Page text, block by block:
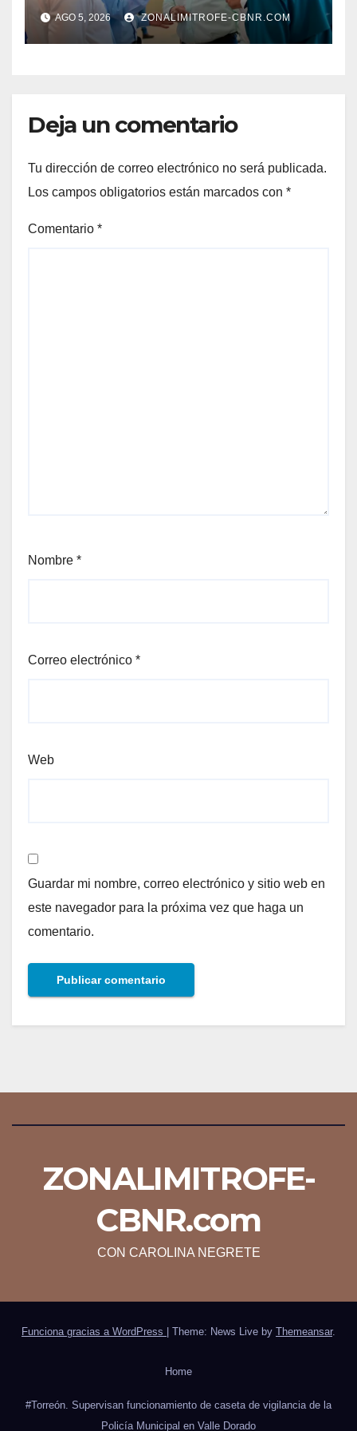
ALISTAN EDICIÓN 80
AGO 5, 2026 ZONALIMITROFE-CBNR.COM
Deja un comentario
Tu dirección de correo electrónico no será publicada.
Los campos obligatorios están marcados con *
Comentario *
Nombre *
Correo electrónico *
Web
Guardar mi nombre, correo electrónico y sitio web en
este navegador para la próxima vez que haga un
comentario.
ZONALIMITROFE-
CBNR.com
CON CAROLINA NEGRETE
Funciona gracias a WordPress Theme: News Live by Themeansar.
Home
#Torreón. Supervisan funcionamiento de caseta de vigilancia de la
Policía Municipal en Valle Dorado